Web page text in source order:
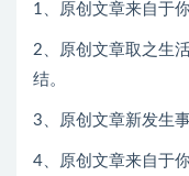
1、原创文章来自于你
2、原创文章取之生活
结。
3、原创文章新发生事件
4、原创文章来自于你